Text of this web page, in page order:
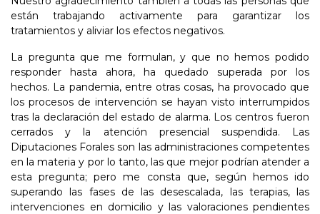
están trabajando activamente para garantizar los
tratamientos y aliviar los efectos negativos.
La pregunta que me formulan, y que no hemos podido
responder hasta ahora, ha quedado superada por los
hechos. La pandemia, entre otras cosas, ha provocado que
los procesos de intervención se hayan visto interrumpidos
tras la declaración del estado de alarma. Los centros fueron
cerrados y la atención presencial suspendida. Las
Diputaciones Forales son las administraciones competentes
en la materia y por lo tanto, las que mejor podrían atender a
esta pregunta; pero me consta que, según hemos ido
superando las fases de las desescalada, las terapias, las
intervenciones en domicilio y las valoraciones pendientes